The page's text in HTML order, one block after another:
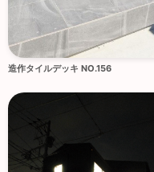
造作タイルデッキ NO.156